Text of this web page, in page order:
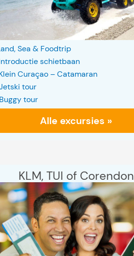
Sea & Foodtrip
schietbaan
Curaçao – Catamaran
tour
tour
Alle excursies »
KLM, TUI of Corendon